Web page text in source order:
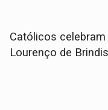
Católicos
Lourenço de